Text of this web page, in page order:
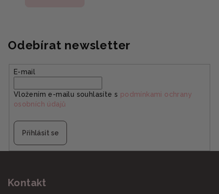
Odebírat newsletter
E-mail
Vložením e-mailu souhlasíte s podmínkami ochrany
osobních údajů
Přihlásit se
Kontakt